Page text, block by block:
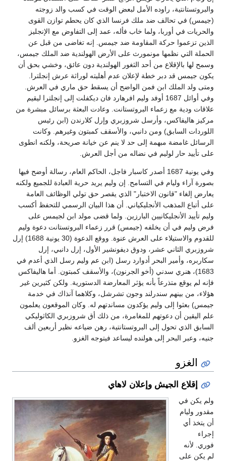
والبروتستانتية، راوده الأمل لبعض الوقت في كسب والد زوجته
(جيمس) في تحالف ضد ملك فرنسا الذي كان يحطم توازن القوى
والحريات في أوربا، ولما خاب فأله، عمد إلى التفاوض مع الإنجليز
الذين تزعموا حركة المقاومة ضد جيمس. إنه تغاضى من قبل عن
الحملة التي نظمها مونمورث على الأرض الهولندية ضد الملك جيمس،
وسمح لها بالإقلاع من أحد الثغور الهولندية دون عائق، وخشي بحق أن
يكون جيمس قد دبر خطة لإعلان عدم أهليته لوراثة عرش إنجلترا.
ومتى ولد الملك ابن فمن الواضح أن يسقط حق ماري في العرش.
وفي أوائل 1687 أوفد وليم افرهارد فان ديكفلت إلى إنجلترا ليقيم
علاقات ودية مع زعماء البروتستانت. وعادت البعثة برسائل مبشرة من
مركيز هاليفاكس، وأرسل شروزبري وإرل كلارندن (ابن رئيس
اللوردات السابق) ومن دانبي، والأسقف كمبتون وغيرهم. وكانت
الرسائل غامضة مبهمة إلى حد لا ينم عن خيانة صريحة، ولكنه انطوى
على تأييد حار لوليم في نضاله من أجل العرش.
وفي يونية 1687 أصدر كاسبار فاجل، الحاكم العام، رسالة أوضح فيها
بصورة آراء وليام في التسامح. إن وليم يريد حرية العبادة للجميع ولكنه
يعارض إلغاء "قانون الاختبار" الذي يقصر حق تولي الوظائف العامة
على أتباع المذهب الأنجليكياني. أن هذا البيان الرسمي للتحفظ أكسب
وليم تأييد الأنجليكانيين البارزين. ولما قضى مولد ابن لجيمس على
فرض وليم في أن يخلفه (جيمس) قرر زعماء البروتستانت دعوة وليم
للقدوم والاستيلاء على العرش عنوة. ووقع الدعوة (30 يونية 1688) إرل
شروزبري الثاني عشر، ودوق ديفونشير الأول، إرل دانبي، إرل
سكاربره، وأمير البحر أدوارد رسل (ابن عم وليم رسل الذي أعدم في
1683)، هنري سدني (أخو الجرنون)، والأسقف كمبتون. أما هاليفاكس
فإنه لم يوقع متذرعاً بأنه يؤثر المعارضة الدستورية. ولكن كثيرين غير
هؤلاء، من بينهم سندرلند وجون تشرشل، وكلاهما آنذاك في خدمة
جيمس) بعثوا إلى وليم يؤكدون مساندتهم له. وكان الموقعون يعلمون
علم اليقين أن دعوتهم للمغامرة، من ذلك أق شروزبري الكاثوليكي
السابق الذي تحول إلى البروتستانتية، رهن ضياعه نظير أربعين ألف
جنيه، وعبر البحر إلى هولنده ليساعد فيتوجه الغزو.
الغزو
إقلاع الجيش وإعلان لاهاي
ولم يكن في
مقدور وليام
أن يتخذ أي
إجراء
فوري. لأنه
لم يكن على